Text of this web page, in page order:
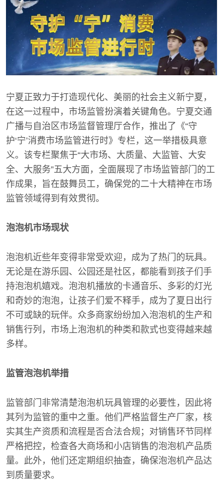
宁夏正致力于打造现代化、美丽的社会主义新宁夏，
在这一过程中，市场监管扮演着关键角色。宁夏交通
广播与自治区市场监督管理厅合作，推出了《“守
护‘宁’消费市场监管进行时》专栏，这一举措极具意
义。该专栏聚焦于“大市场、大质量、大监管、大安
全、大服务”五大方面，全面展现了市场监管部门的工
作成果，旨在鼓舞员工，确保党的二十大精神在市场
监管领域得到有效贯彻。
泡泡机市场现状
泡泡机近些年变得非常受欢迎，成为了热门的玩具。
无论是在游乐园、公园还是社区，都能看到孩子们手
持泡泡机嬉戏。泡泡机播放的卡通音乐、多彩的灯光
和奇妙的泡泡，让孩子们爱不释手，成为了夏日出行
不可或缺的玩伴。众多商家纷纷加入泡泡机的生产和
销售行列，市场上泡泡机的种类和款式也变得越来越
多样。
监管泡泡机举措
监管部门非常清楚泡泡机玩具管理的必要性，因此将
其列为监管的重中之重。他们严格监督生产厂家，核
实其生产资质和流程是否合法合规；对销售环节同样
严格把控，检查各大商场和小店销售的泡泡机产品质
量。此外，他们还定期组织抽查，确保泡泡机产品达
到质量要求。